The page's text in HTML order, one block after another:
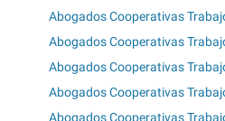
Abogados Cooperativas
Abogados Cooperativas
Abogados Cooperativas
Abogados Cooperativas
Abogados Cooperativas